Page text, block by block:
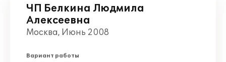
ЧП Белкина Людмила
Алексеевна
Москва, Июнь 2008
Вариант работы